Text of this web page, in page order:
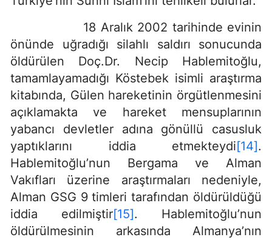
18 Aralık 2002 tarihinde evinin
önünde uğradığı silahlı saldırı sonucunda
öldürülen Doç.Dr. Necip Hablemitoğlu,
tamamlayamadığı Köstebek isimli araştırma
kitabında, Gülen hareketinin örgütlenmesini
açıklamakta ve hareket mensuplarının
yabancı devletler adına gönüllü casusluk
yaptıklarını iddia etmekteydi[14].
Hablemitoğlu’nun Bergama ve Alman
Vakıfları üzerine araştırmaları nedeniyle,
Alman GSG 9 timleri tarafından öldürüldüğü
iddia edilmiştir[15]. Hablemitoğlu’nun
öldürülmesinin arkasında Almanya’nın